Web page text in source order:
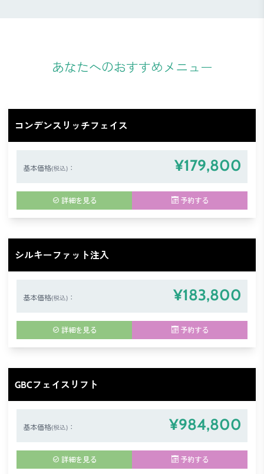
あなたへのおすすめメニュー
コンデンスリッチフェイス
基本価格(税込)： ¥179,800
詳細を見る 予約する
シルキーファット注入
基本価格(税込)： ¥183,800
詳細を見る 予約する
GBCフェイスリフト
基本価格(税込)： ¥984,800
詳細を見る 予約する